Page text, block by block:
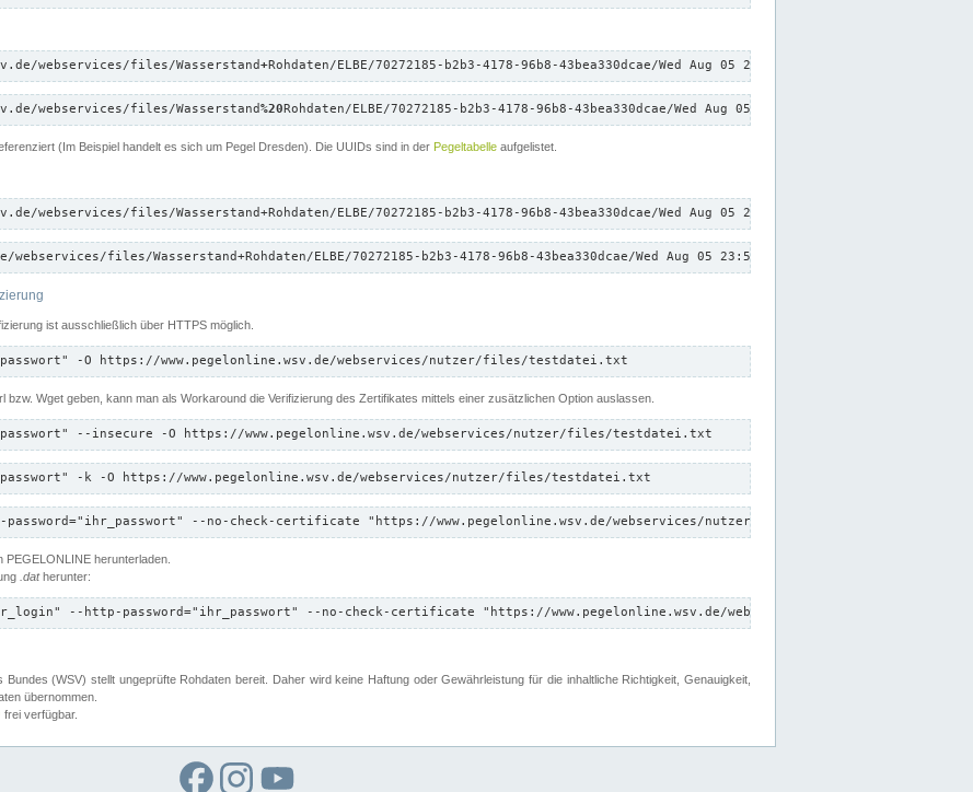
webservices/files/Wasserstand+Rohdaten/ELBE/70272185-b2b3-4178-96b8-43bea330dcae/Wed Aug 05 23:59:19 CEST 2026/down.txt"
webservices/files/Wasserstand%20Rohdaten/ELBE/70272185-b2b3-4178-96b8-43bea330dcae/Wed Aug 05 23:59:19 CEST 2026/down.txt"
(Im Beispiel handelt es sich um Pegel Dresden). Die UUIDs sind in der Pegeltabelle aufgelistet.
webservices/files/Wasserstand+Rohdaten/ELBE/70272185-b2b3-4178-96b8-43bea330dcae/Wed Aug 05 23:59:19 CEST 2026/down.txt"
files/Wasserstand+Rohdaten/ELBE/70272185-b2b3-4178-96b8-43bea330dcae/Wed Aug 05 23:59:19 CEST 2026/down.txt"
ist ausschließlich über HTTPS möglich.
-O https://www.pegelonline.wsv.de/webservices/nutzer/files/testdatei.txt
bzw. Wget geben, kann man als Workaround die Verifizierung des Zertifikates mittels einer zusätzlichen Option auslassen.
--insecure -O https://www.pegelonline.wsv.de/webservices/nutzer/files/testdatei.txt
-k -O https://www.pegelonline.wsv.de/webservices/nutzer/files/testdatei.txt
--no-check-certificate "https://www.pegelonline.wsv.de/webservices/nutzer/files/testdatei.txt"
herunterladen.
.datherunter:
--http-password="ihr_passwort" --no-check-certificate "https://www.pegelonline.wsv.de/webservices/nutzer/files"
(WSV) stellt ungeprüfte Rohdaten bereit. Daher wird keine Haftung oder Gewährleistung für die inhaltliche Richtigkeit, Genauigkeit,
übernommen.
frei verfügbar.